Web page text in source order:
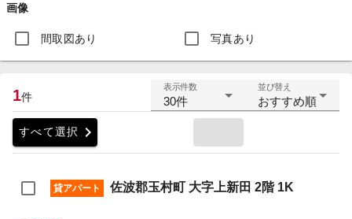
画像
間取図あり 写真あり
1件
表示件数
30件
並び替え
おすすめ順
すべて選択 chevron_right
貸アパート 佐波郡玉村町 大字上新田 2階 1K